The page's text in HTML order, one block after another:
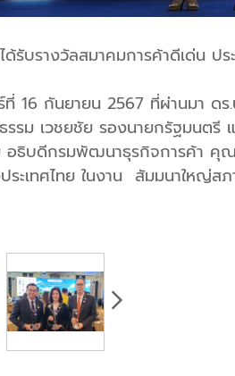
ด้รับรางวัลสมาคมการค้าดีเด่น ป
กันยายน 2567 ที่ผ่านมา ดร.น
รรม เวชยชัย รองนายกรัฐมนต
ธิบดีกรมพัฒนาธุรกิจการค้า คุณ
ระเทศไทย ในงาน สัมมนาใหญ่